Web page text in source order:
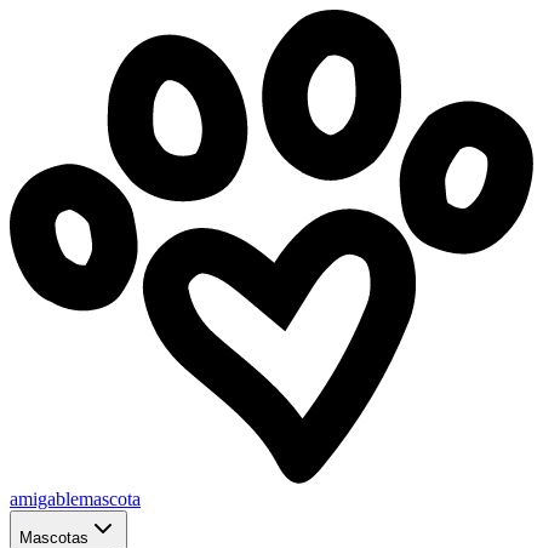
amigablemascota
Mascotas